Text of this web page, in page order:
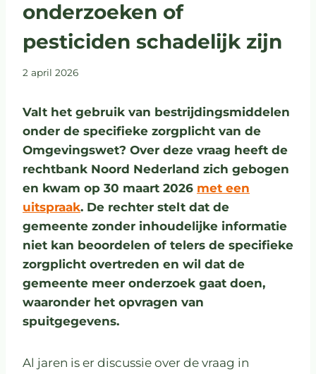
onderzoeken of
pesticiden schadelijk zijn
2 april 2026
Valt het gebruik van bestrijdingsmiddelen
onder de specifieke zorgplicht van de
Omgevingswet? Over deze vraag heeft de
rechtbank Noord Nederland zich gebogen
en kwam op 30 maart 2026 met een
uitspraak. De rechter stelt dat de
gemeente zonder inhoudelijke informatie
niet kan beoordelen of telers de specifieke
zorgplicht overtreden en wil dat de
gemeente meer onderzoek gaat doen,
waaronder het opvragen van
spuitgegevens.
Al jaren is er discussie over de vraag in